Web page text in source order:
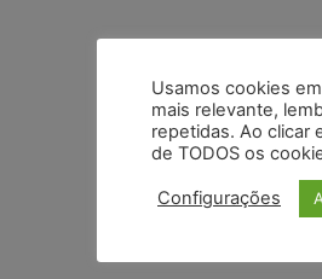
Usamos cookies
mais relevante,
repetidas. Ao clicar
de TODOS os
Configurações